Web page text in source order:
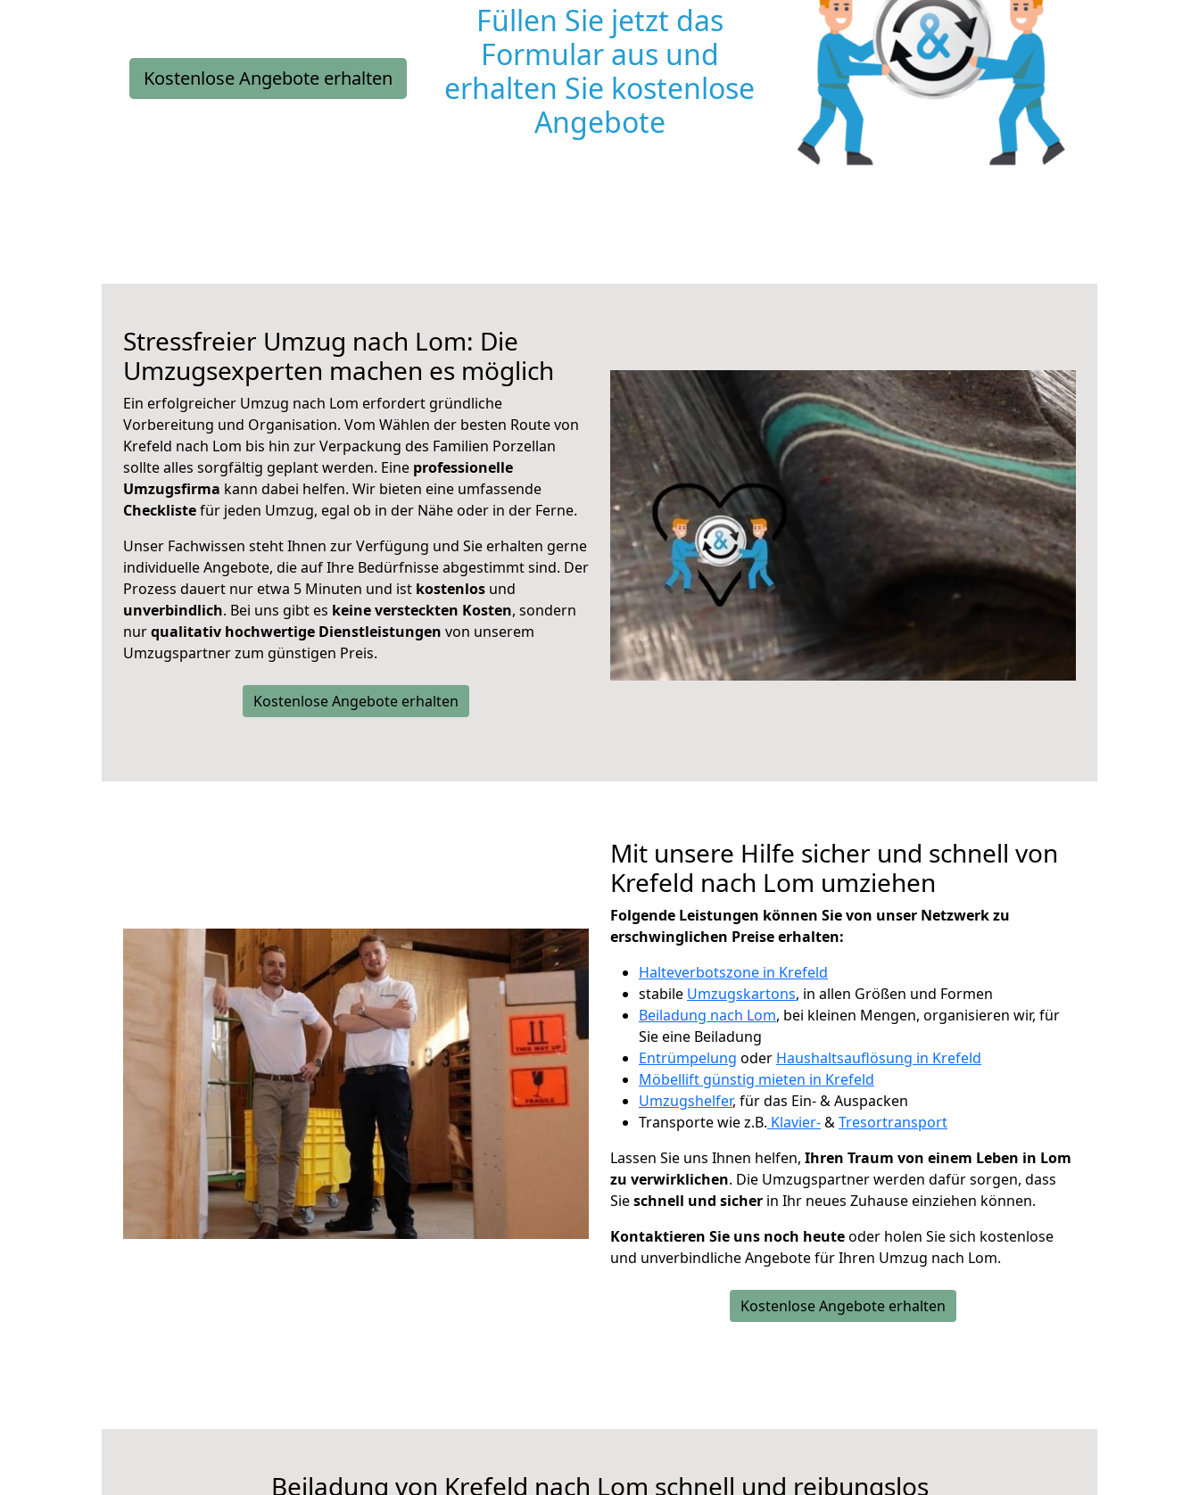
Kostenlose Angebote erhalten
Füllen Sie jetzt das
Formular aus und
erhalten Sie kostenlose
Angebote
Stressfreier Umzug nach Lom: Die
Umzugsexperten machen es möglich
Ein erfolgreicher Umzug nach Lom erfordert gründliche
Vorbereitung und Organisation. Vom Wählen der besten Route von
Krefeld nach Lom bis hin zur Verpackung des Familien Porzellan
sollte alles sorgfältig geplant werden. Eine professionelle
Umzugsfirma kann dabei helfen. Wir bieten eine umfassende
Checklistefür jeden Umzug, egal ob in der Nähe oder in der Ferne.
Unser Fachwissen steht Ihnen zur Verfügung und Sie erhalten gerne
individuelle Angebote, die auf Ihre Bedürfnisse abgestimmt sind. Der
Prozess dauert nur etwa 5 Minuten und ist kostenlos und
unverbindlich. Bei uns gibt es keine versteckten Kosten, sondern
nurqualitativ hochwertige Dienstleistungen von unserem
Umzugspartner zum günstigen Preis.
Kostenlose Angebote erhalten
Mit unsere Hilfe sicher und schnell von
Krefeld nach Lom umziehen
Folgende Leistungen können Sie von unser Netzwerk zu
erschwinglichen Preise erhalten:
Halteverbotszone in Krefeld
stabile Umzugskartons, in allen Größen und Formen
Beiladung nach Lom, bei kleinen Mengen, organisieren wir, für
Sie eine Beiladung
Entrümpelung oder Haushaltsauflösung in Krefeld
Möbellift günstig mieten in Krefeld
Umzugshelfer, für das Ein- & Auspacken
Transporte wie z.B. Klavier-&Tresortransport
Lassen Sie uns Ihnen helfen, Ihren Traum von einem Leben in Lom
zu verwirklichen. Die Umzugspartner werden dafür sorgen, dass
Sieschnell und sicher in Ihr neues Zuhause einziehen können.
Kontaktieren Sie uns noch heuteoder holen Sie sich kostenlose
und unverbindliche Angebote für Ihren Umzug nach Lom.
Kostenlose Angebote erhalten
Beiladung von Krefeld nach Lom schnell und reibungslos